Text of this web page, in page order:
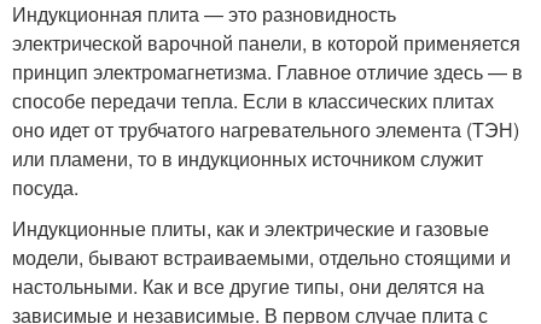
Индукционная плита — это разновидность
электрической варочной панели, в которой применяется
принцип электромагнетизма. Главное отличие здесь — в
способе передачи тепла. Если в классических плитах
оно идет от трубчатого нагревательного элемента (ТЭН)
или пламени, то в индукционных источником служит
посуда.
Индукционные плиты, как и электрические и газовые
модели, бывают встраиваемыми, отдельно стоящими и
настольными. Как и все другие типы, они делятся на
зависимые и независимые. В первом случае плита с